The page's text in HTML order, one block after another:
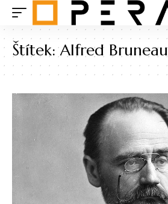
Štítek:Alfred Bruneau